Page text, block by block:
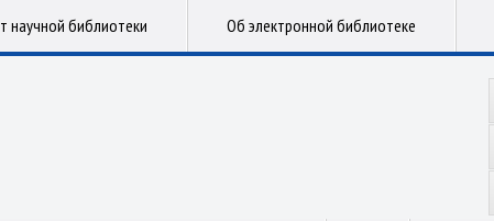
научной библиотеки Об электронной библиотеке